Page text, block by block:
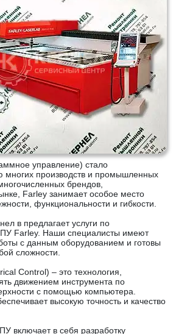
управление) стало
многих производств и промышленных
брендов,
Farley занимает особое место
функциональности и гибкости.
в предлагает услуги по
Farley. Наши специалисты имеют
с данным оборудованием и готовы
сложности.
Control) – это технология,
движением инструмента по
с помощью компьютера.
высокую точность и качество
включает в себя разработку